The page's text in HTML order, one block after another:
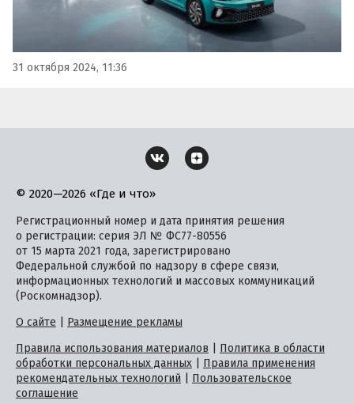
31 октября 2024, 11:36
© 2020—2026 «Где и что»
Регистрационный номер и дата принятия решения
о регистрации: серия ЭЛ № ФС77-80556
от 15 марта 2021 года, зарегистрировано
Федеральной службой по надзору в сфере связи,
информационных технологий и массовых коммуникаций
(Роскомнадзор).
О сайте
Размещение рекламы
Правила использования материалов
Политика в области
обработки персональных данных
Правила применения
рекомендательных технологий
Пользовательское
соглашение